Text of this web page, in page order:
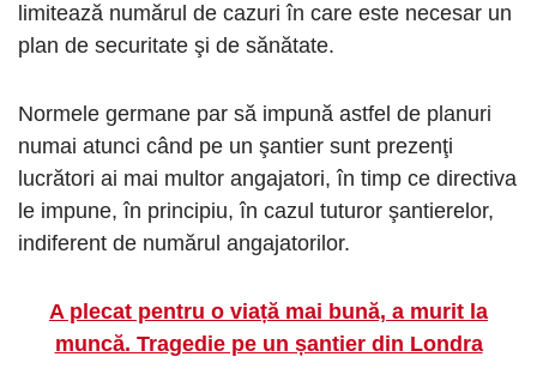
limitează numărul de cazuri în care este necesar un
plan de securitate şi de sănătate.
Normele germane par să impună astfel de planuri
numai atunci când pe un şantier sunt prezenţi
lucrători ai mai multor angajatori, în timp ce directiva
le impune, în principiu, în cazul tuturor şantierelor,
indiferent de numărul angajatorilor.
A plecat pentru o viață mai bună, a murit la
muncă. Tragedie pe un șantier din Londra